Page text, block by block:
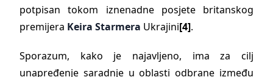
potpisan tokom iznenadne posjete britanskog
premijera Keira Starmera Ukrajini[4].
Sporazum, kako je najavljeno, ima za cilj
unapređenje saradnje u oblasti odbrane između